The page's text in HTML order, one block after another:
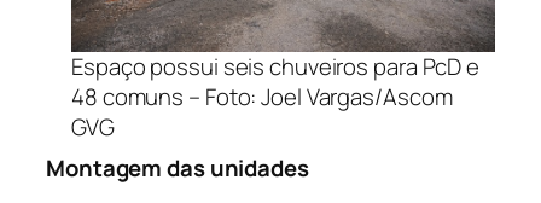
Espaço possui seis chuveiros para PcD e
48 comuns – Foto: Joel Vargas/Ascom
GVG
Montagem das unidades